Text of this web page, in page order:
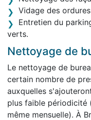
Vidage des ordures
Entretien du
verts.
Nettoyage de
Le nettoyage de
certain nombre de
auxquelles
plus faible périodicité
même mensuelle). À